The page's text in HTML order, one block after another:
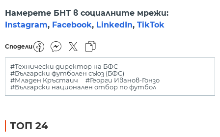
Намерете БНТ в социалните мрежи:
Instagram, Facebook, LinkedIn, TikTok
Сподели
#Технически директор на БФС
#Български футболен съюз (БФС)
#Младен Кръстаич
#Георги Иванов-Гонзо
#Български национален отбор по футбол
ТОП 24